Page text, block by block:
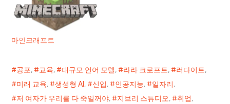
마인크래프트
공포, 교육, 대규모 언어 모델, 라라 크로프트, 러다이트,
미래 교육, 생성형 AI , 신입, 인공지능, 일자리,
저 여자가 우리를 다 죽일꺼야, 지브리 스튜디오, 취업,